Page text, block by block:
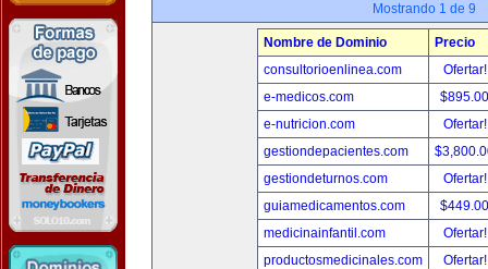
Mostrando 1 de 9
Nombre de Dominio
Precio
consultorioenlinea.com
e-medicos.com
e-nutricion.com
gestiondepacientes.com
gestiondeturnos.com
guiamedicamentos.com
medicinainfantil.com
productosmedicinales.com